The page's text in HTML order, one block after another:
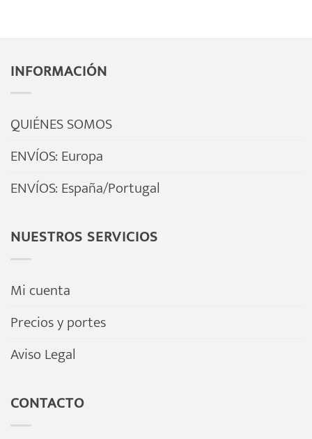
INFORMACIÓN
QUIÉNES SOMOS
ENVÍOS: Europa
ENVÍOS: España/Portugal
NUESTROS SERVICIOS
Mi cuenta
Precios y portes
Aviso Legal
CONTACTO